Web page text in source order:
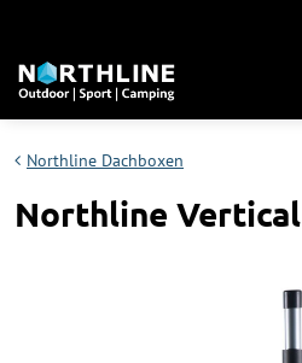
Northline Dachboxen
Northline Vertical